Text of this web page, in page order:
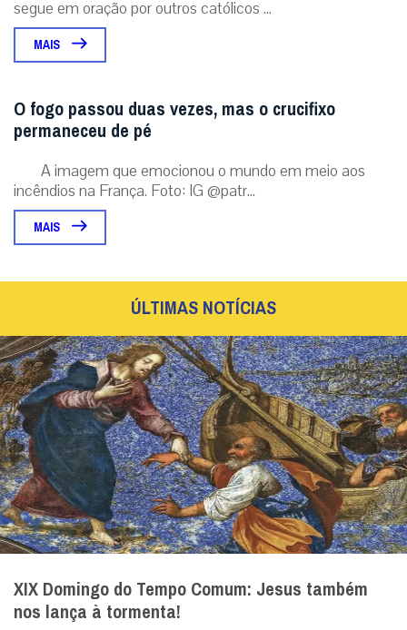
segue em oração por outros católicos ...
MAIS
O fogo passou duas vezes, mas o crucifixo
permaneceu de pé
A imagem que emocionou o mundo em meio aos
incêndios na França. Foto: IG @patr...
MAIS
ÚLTIMAS NOTÍCIAS
XIX Domingo do Tempo Comum: Jesus também
nos lança à tormenta!